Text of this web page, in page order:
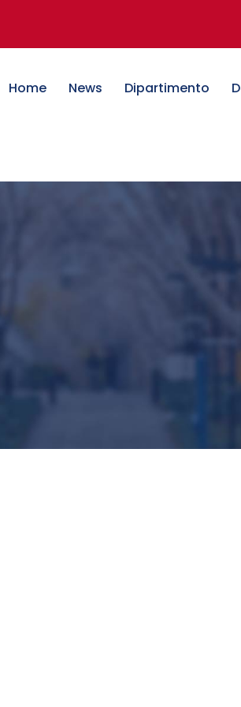
Home News Dipartimento